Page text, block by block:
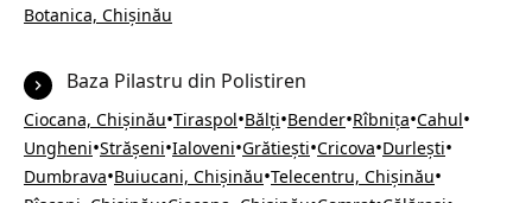
Botanica, Chișinău
Baza Pilastru din Polistiren
Ciocana, Chișinău•Tiraspol•Bălți•Bender•Rîbnița•Cahul•
Ungheni•Strășeni•Ialoveni•Grătiești•Cricova•Durlești•
Dumbrava•Buiucani, Chișinău•Telecentru, Chișinău•